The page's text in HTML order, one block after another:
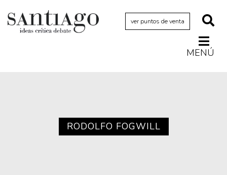
ver puntos de venta
MENÚ
RODOLFO FOGWILL